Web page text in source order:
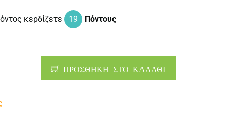
κερδίζετε 19 Πόντους
ΠΡΟΣΘΗΚΗ ΣΤΟ ΚΑΛΑΘΙ